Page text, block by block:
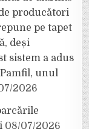
producători
pe tapet
deși
sistem a adus
unul
2026
08/07/2026